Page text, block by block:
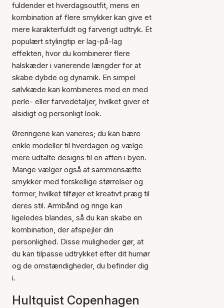
fuldender et hverdagsoutfit, mens en
kombination af flere smykker kan give et
mere karakterfuldt og farverigt udtryk. Et
populært stylingtip er lag-på-lag
effekten, hvor du kombinerer flere
halskæder i varierende længder for at
skabe dybde og dynamik. En simpel
sølvkæde kan kombineres med en med
perle- eller farvedetaljer, hvilket giver et
alsidigt og personligt look.
Øreringene kan varieres; du kan bære
enkle modeller til hverdagen og vælge
mere udtalte designs til en aften i byen.
Mange vælger også at sammensætte
smykker med forskellige størrelser og
former, hvilket tilføjer et kreativt præg til
deres stil. Armbånd og ringe kan
ligeledes blandes, så du kan skabe en
kombination, der afspejler din
personlighed. Disse muligheder gør, at
du kan tilpasse udtrykket efter dit humør
og de omstændigheder, du befinder dig
i.
Hultquist Copenhagen